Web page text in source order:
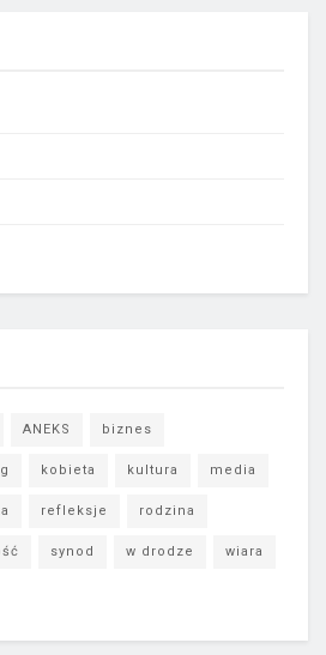
ANEKS biznes
kobieta kultura media
refleksje rodzina
synod w drodze wiara